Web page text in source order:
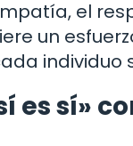
el
un
individuo
es sí»